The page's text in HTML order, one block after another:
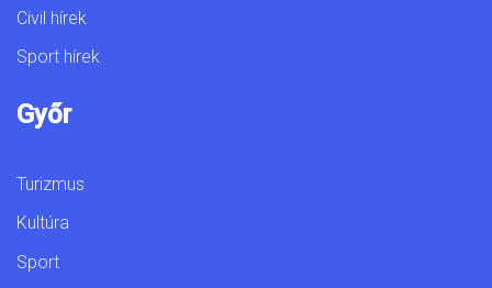
Civil hírek
Sport hírek
Győr
Turizmus
Kultúra
Sport